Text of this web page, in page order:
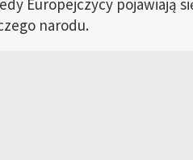
Europejczycy pojawiają
narodu.